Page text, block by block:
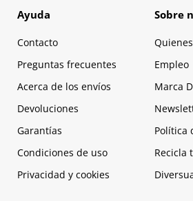
Ayuda
Contacto
Preguntas frecuentes
Acerca de los envíos
Devoluciones
Garantías
Condiciones de uso
Privacidad y cookies
Sobre
Empleo
Marca
Política
Recicla